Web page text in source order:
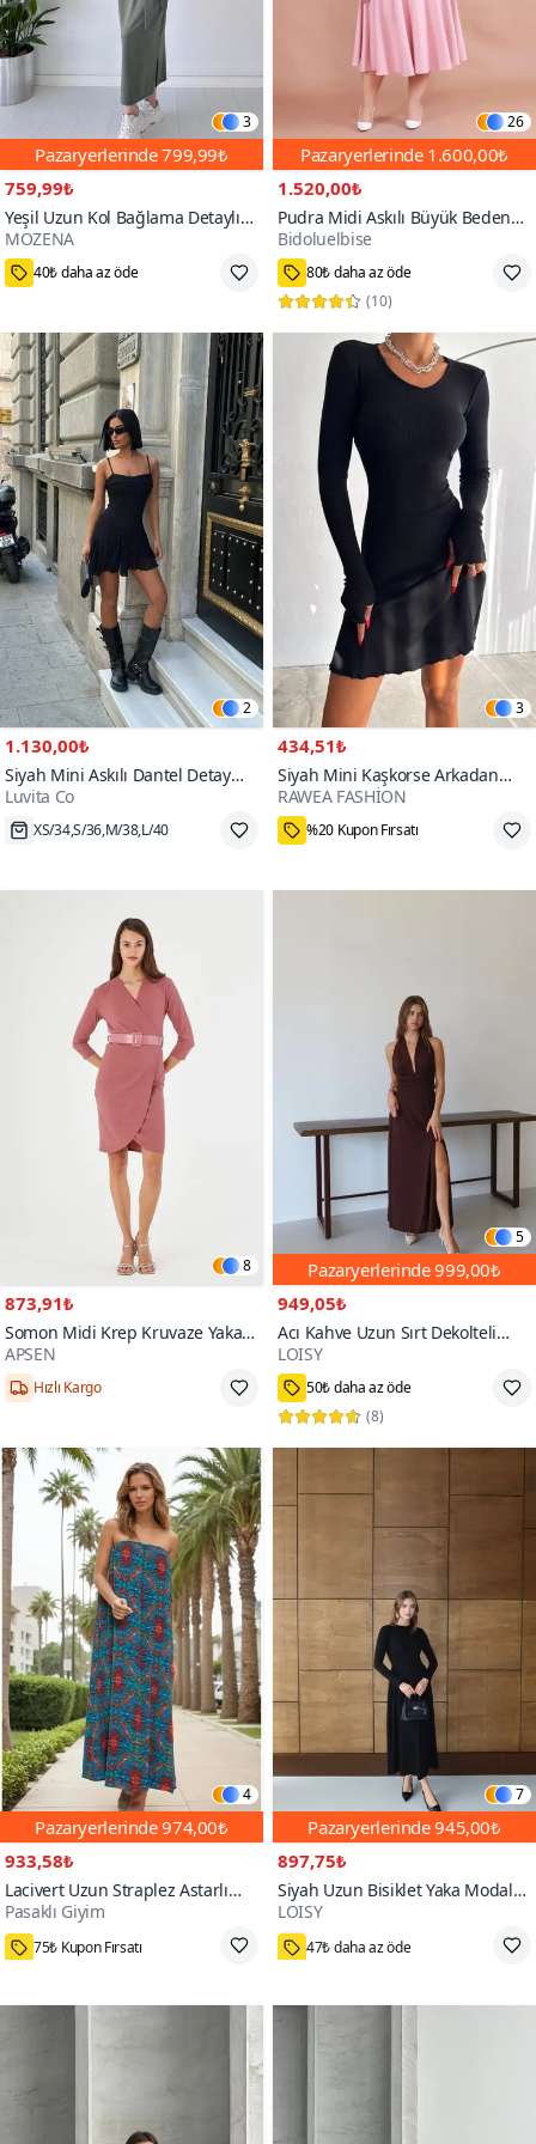
3
Pazaryerlerinde799,99₺
759,99₺
Yeşil Uzun Kol Bağlama Detaylı
Modal Elbise
MOZENA
40₺ daha az öde
26
Pazaryerlerinde 1.600,00₺
1.520,00₺
Pudra Midi Askılı Büyük Beden
Kare Yaka Elbise
Bidoluelbise
70+
80₺ daha az öde
(10)
2
1.130,00₺
Siyah Mini Askılı Dantel Detay
Elbise
Luvita Co
XS/34,S/36,M/38,L/40
3
434,51₺
Siyah Mini Kaşkorse Arkadan
Bağlama Detaylı Elbise
RAWEA FASHİON
%20 Kupon Fırsatı
8
873,91₺
Somon Midi Krep Kruvaze Yaka
Detaylı Kemerli Mevsimlik
Anvelop Elbise
APSEN
Hızlı Kargo
5
Pazaryerlerinde999,00₺
949,05₺
Acı Kahve Uzun Sırt Dekolteli
Boyundan Bağlamalı Yırtmaçlı
Elbise
LOISY1000+
50₺ daha az öde
(8)
4
Pazaryerlerinde974,00₺
933,58₺
Lacivert Uzun Straplez Astarlı
Şifon Yazlık Elbise
Pasaklı Giyim
75₺ Kupon Fırsatı
7
Pazaryerlerinde945,00₺
897,75₺
Siyah Uzun Bisiklet Yaka Modal
Kumaş Tasarım Elbise
LOISY1000+
47₺ daha az öde